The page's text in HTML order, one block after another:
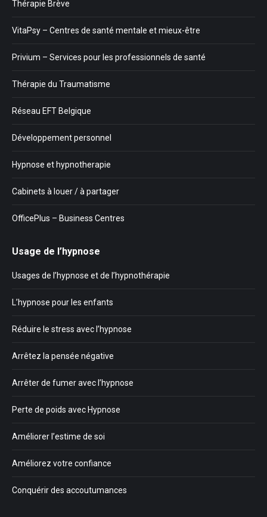
Thérapie Brève
VitaPsy – Centres de santé mentale et mieux-être
Privium – Services pour les professionnels de santé
Thérapie du Traumatisme
Réseau EFT Belgique
Développement personnel
Hypnose et hypnotherapie
Cabinets à louer / à partager
OfficePlus – Business Centres
Usage de l’hypnose
Usages de l’hypnose et de l’hypnothérapie
L’hypnose pour les enfants
Réduire le stress avec l’hypnose
Arrêtez la pensée négative
Arrêter de fumer avec l’hypnose
Perte de poids avec Hypnose
Améliorer l’estime de soi
Améliorez votre confiance
Conquérir des accoutumances